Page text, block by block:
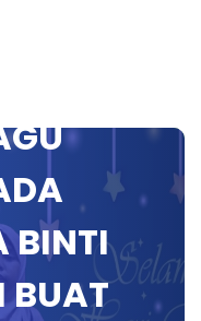
BINTI
BUAT